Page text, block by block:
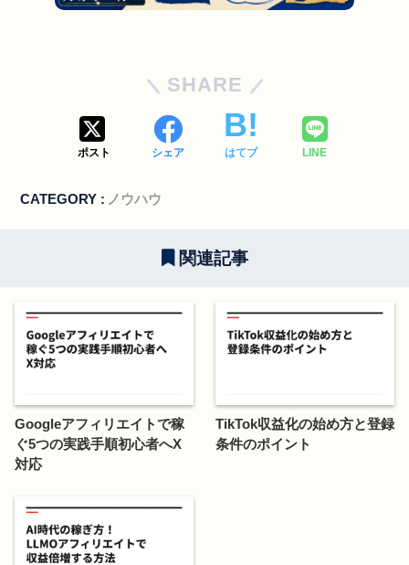
SHARE
ポスト シェア はてブ LINE
CATEGORY : ノウハウ
関連記事
Googleアフィリエイトで稼
ぐ5つの実践手順初心者へX
対応
TikTok収益化の始め方と登録
条件のポイント